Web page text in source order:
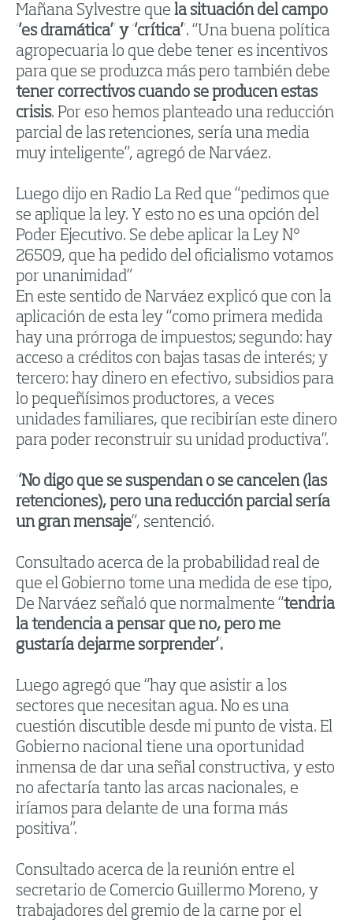
Mañana Sylvestre que la situación del campo
“es dramática” y “crítica”. “Una buena política
agropecuaria lo que debe tener es incentivos
para que se produzca más pero también debe
tener correctivos cuando se producen estas
crisis. Por eso hemos planteado una reducción
parcial de las retenciones, sería una media
muy inteligente”, agregó de Narváez.
Luego dijo en Radio La Red que “pedimos que
se aplique la ley. Y esto no es una opción del
Poder Ejecutivo. Se debe aplicar la Ley N°
26509, que ha pedido del oficialismo votamos
por unanimidad”
En este sentido de Narváez explicó que con la
aplicación de esta ley “como primera medida
hay una prórroga de impuestos; segundo: hay
acceso a créditos con bajas tasas de interés; y
tercero: hay dinero en efectivo, subsidios para
lo pequeñísimos productores, a veces
unidades familiares, que recibirían este dinero
para poder reconstruir su unidad productiva”.
“No digo que se suspendan o se cancelen (las
retenciones), pero una reducción parcial sería
un gran mensaje”, sentenció.
Consultado acerca de la probabilidad real de
que el Gobierno tome una medida de ese tipo,
De Narváez señaló que normalmente “tendria
la tendencia a pensar que no, pero me
gustaría dejarme sorprender”.
Luego agregó que “hay que asistir a los
sectores que necesitan agua. No es una
cuestión discutible desde mi punto de vista. El
Gobierno nacional tiene una oportunidad
inmensa de dar una señal constructiva, y esto
no afectaría tanto las arcas nacionales, e
iríamos para delante de una forma más
positiva”.
Consultado acerca de la reunión entre el
secretario de Comercio Guillermo Moreno, y
trabajadores del gremio de la carne por el